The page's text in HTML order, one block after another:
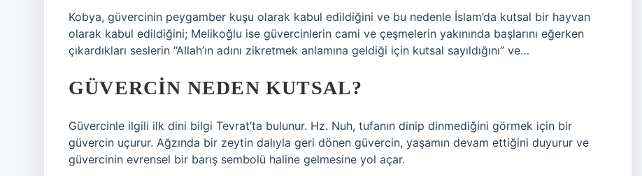
Kobya, güvercinin peygamber kuşu olarak kabul edildiğini ve bu nedenle İslam’da kutsal bir hayvan
olarak kabul edildiğini; Melikoğlu ise güvercinlerin cami ve çeşmelerin yakınında başlarını eğerken
çıkardıkları seslerin “Allah’ın adını zikretmek anlamına geldiği için kutsal sayıldığını” ve…
GÜVERCIN NEDEN KUTSAL?
Güvercinle ilgili ilk dini bilgi Tevrat’ta bulunur. Hz. Nuh, tufanın dinip dinmediğini görmek için bir
güvercin uçurur. Ağzında bir zeytin dalıyla geri dönen güvercin, yaşamın devam ettiğini duyurur ve
güvercinin evrensel bir barış sembolü haline gelmesine yol açar.